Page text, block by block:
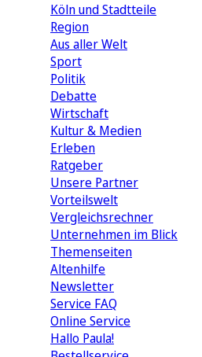
Köln und Stadtteile
Region
Aus aller Welt
Sport
Politik
Debatte
Wirtschaft
Kultur & Medien
Erleben
Ratgeber
Unsere Partner
Vorteilswelt
Vergleichsrechner
Unternehmen im Blick
Themenseiten
Altenhilfe
Newsletter
Service FAQ
Online Service
Hallo Paula!